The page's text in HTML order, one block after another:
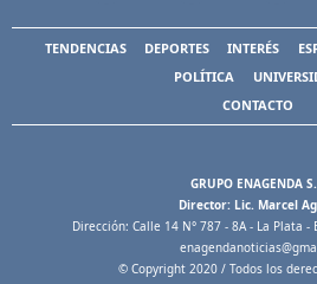
TENDENCIAS DEPORTES INTERÉS
POLÍTICA
CONTACTO
GRUPO ENAGENDA
Director: Lic. Marcel
Dirección: Calle 14 N° 787 - 8A - La Plata
© Copyright 2020 / Todos los